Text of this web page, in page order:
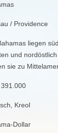
/ Providence
liegen
und
sie zu
Kreol
Dollar